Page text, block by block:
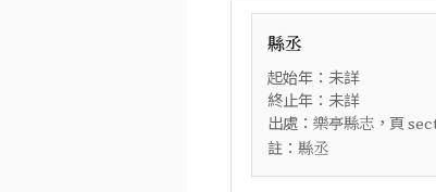
縣丞
起始年：未詳
終止年：未詳
出處： 樂亭縣志 ，頁
註： 縣丞